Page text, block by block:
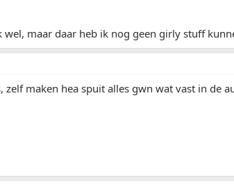
wel, maar daar heb ik nog geen girly stuff
zelf maken hea spuit alles gwn wat vast in de